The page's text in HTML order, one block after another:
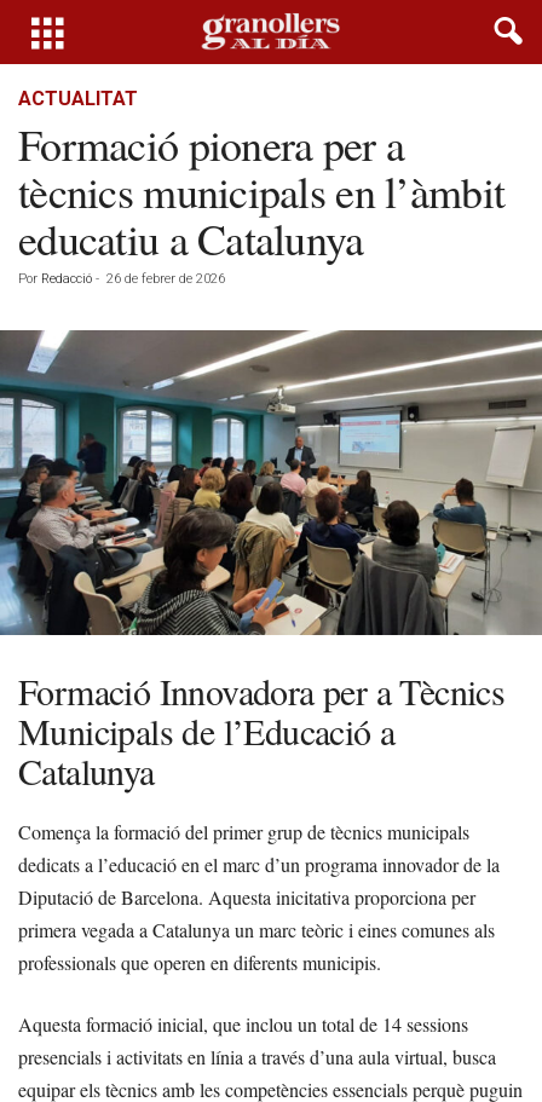
ACTUALITAT
Formació pionera per a
tècnics municipals en l’àmbit
educatiu a Catalunya
Por Redacció - 26 de febrer de 2026
Formació Innovadora per a Tècnics
Municipals de l’Educació a
Catalunya
Comença la formació del primer grup de tècnics municipals
dedicats a l’educació en el marc d’un programa innovador de la
Diputació de Barcelona. Aquesta inicitativa proporciona per
primera vegada a Catalunya un marc teòric i eines comunes als
professionals que operen en diferents municipis.
Aquesta formació inicial, que inclou un total de 14 sessions
presencials i activitats en línia a través d’una aula virtual, busca
equipar els tècnics amb les competències essencials perquè puguin